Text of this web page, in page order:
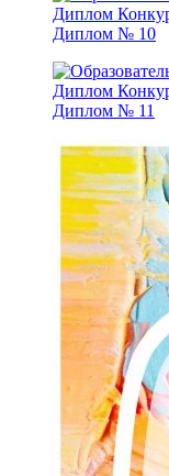
Диплом № 10
Диплом № 11